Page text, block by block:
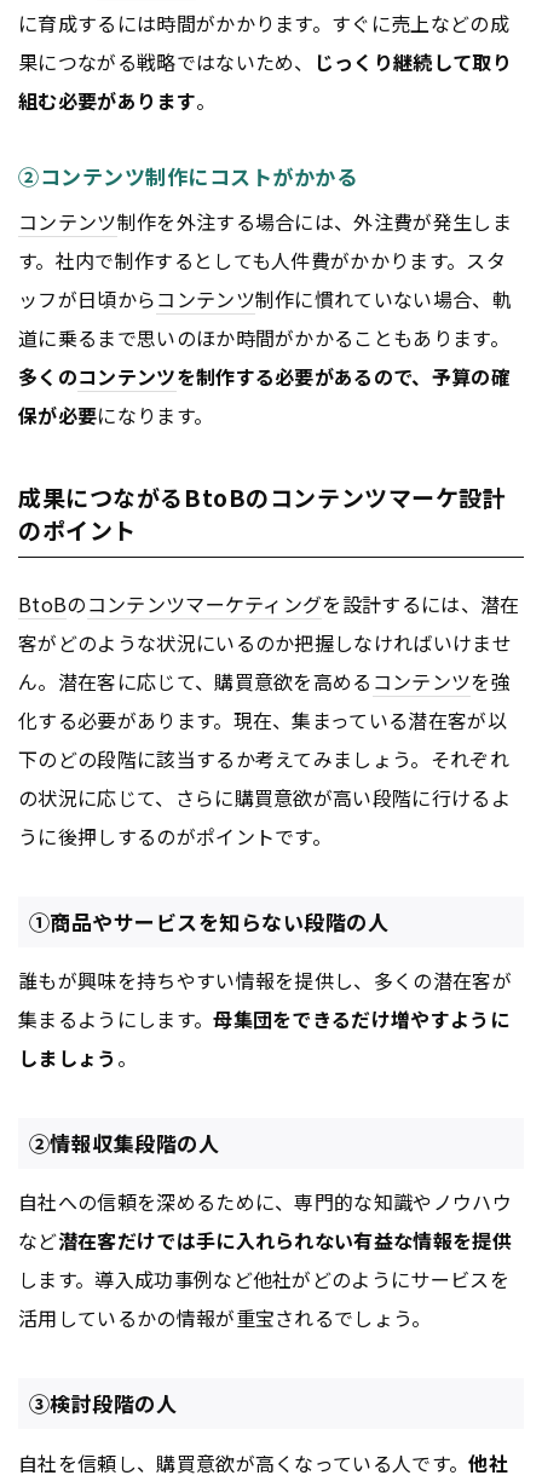
に育成するには時間がかかります。すぐに売上などの成
果につながる戦略ではないため、 じっくり継続して取り
組む必要があります。
②コンテンツ制作にコストがかかる
コンテンツ制作を外注する場合には、外注費が発生しま
す。社内で制作するとしても人件費がかかります。スタ
ッフが日頃からコンテンツ制作に慣れていない場合、軌
道に乗るまで思いのほか時間がかかることもあります。
多くのコンテンツを制作する必要があるので、予算の確
保が必要になります。
成果につながるBtoBのコンテンツマーケ設計
のポイント
BtoBのコンテンツマーケティングを設計するには、潜在
客がどのような状況にいるのか把握しなければいけませ
ん。潜在客に応じて、購買意欲を高める コンテンツを強
化する必要があります。現在、集まっている潜在客が以
下のどの段階に該当するか考えてみましょう。それぞれ
の状況に応じて、さらに購買意欲が高い段階に行けるよ
うに後押しするのがポイントです。
①商品やサービスを知らない段階の人
誰もが興味を持ちやすい情報を提供し、多くの潜在客が
集まるようにします。母集団をできるだけ増やすように
しましょう。
②情報収集段階の人
自社への信頼を深めるために、専門的な知識やノウハウ
など潜在客だけでは手に入れられない有益な情報を提供
します。導入成功事例など他社がどのようにサービスを
活用しているかの情報が重宝されるでしょう。
③検討段階の人
自社を信頼し、購買意欲が高くなっている人です。他社